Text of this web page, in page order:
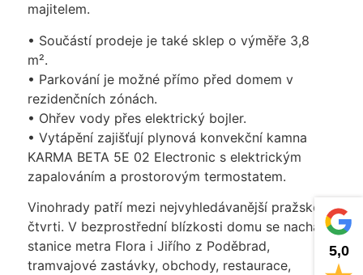
majitelem.
• Součástí prodeje je také sklep o výměře 3,8
m².
• Parkování je možné přímo před domem v
rezidenčních zónách.
• Ohřev vody přes elektrický bojler.
• Vytápění zajišťují plynová konvekční kamna
KARMA BETA 5E 02 Electronic s elektrickým
zapalováním a prostorovým termostatem.
Vinohrady patří mezi nejvyhledávanější pražské
čtvrti. V bezprostřední blízkosti domu se nachází
stanice metra Flora i Jiřího z Poděbrad,
tramvajové zastávky, obchody, restaurace,
5,0